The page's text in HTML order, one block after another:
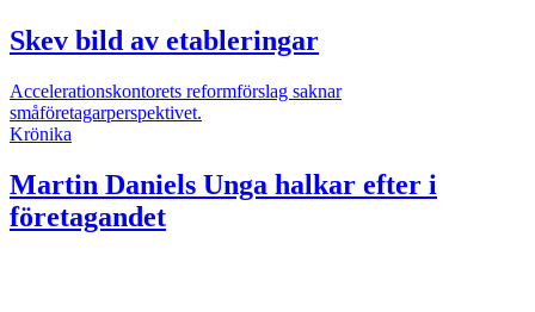
Skev bild av etableringar
Accelerationskontorets reformförslag saknar
småföretagarperspektivet.
Krönika
Martin Daniels Unga halkar efter i
företagandet